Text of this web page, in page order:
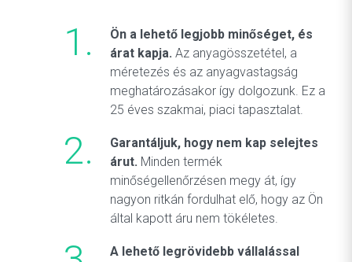
Ön a lehető legjobb minőséget, és
árat kapja. Az anyagösszetétel, a
méretezés és az anyagvastagság
meghatározásakor így dolgozunk. Ez a
25 éves szakmai, piaci tapasztalat.
Garantáljuk, hogy nem kap selejtes
árut. Minden termék
minőségellenőrzésen megy át, így
nagyon ritkán fordulhat elő, hogy az Ön
által kapott áru nem tökéletes.
A lehető legrövidebb vállalással